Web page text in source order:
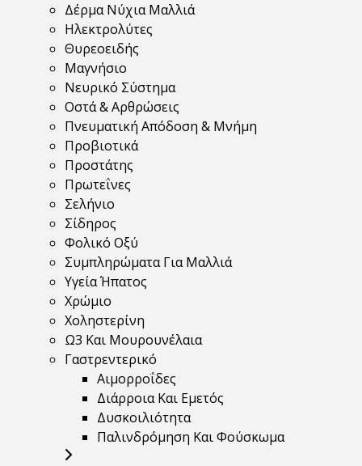
Δέρμα Νύχια Μαλλιά
Ηλεκτρολύτες
Θυρεοειδής
Μαγνήσιο
Νευρικό Σύστημα
Οστά & Αρθρώσεις
Πνευματική Απόδοση & Μνήμη
Προβιοτικά
Προστάτης
Πρωτεΐνες
Σελήνιο
Σίδηρος
Φολικό Οξύ
Συμπληρώματα Για Μαλλιά
Υγεία Ήπατος
Χρώμιο
Χοληστερίνη
Ω3 Και Μουρουνέλαια
Γαστρεντερικό
Αιμορροΐδες
Διάρροια Και Εμετός
Δυσκοιλιότητα
Παλινδρόμηση Και Φούσκωμα